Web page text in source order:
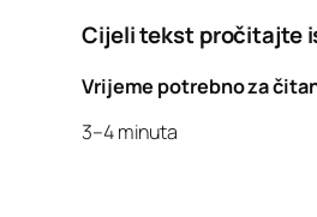
Cijeli tekst pročitajte
Vrijeme potrebno za
3–4 minuta